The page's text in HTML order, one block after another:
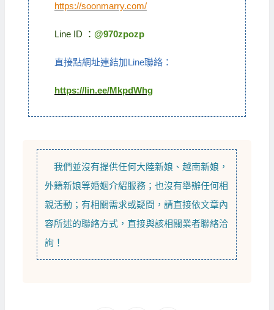
https://soonmarry.com/
Line ID ： @970zpozp
直接點網址連結加Line聯絡：
https://lin.ee/MkpdWhg
我們並沒有提供任何大陸新娘 、越南新娘 ，
外籍新娘等婚姻介紹服務；也沒有舉辦任何相
親活動；有相關需求或疑問，請直接依文章內
容所述的聯絡方式，直接與該相關業者聯絡洽
詢！